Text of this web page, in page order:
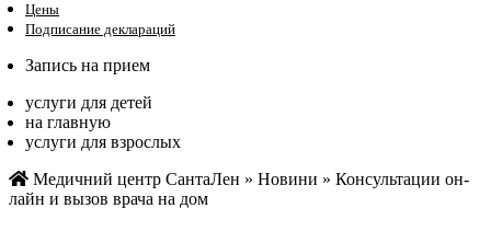
Цены
Подписание деклараций
Запись на прием
услуги для детей
на главную
услуги для взрослых
Медичний центр СантаЛен » Новини » Консультации он-
лайн и вызов врача на дом